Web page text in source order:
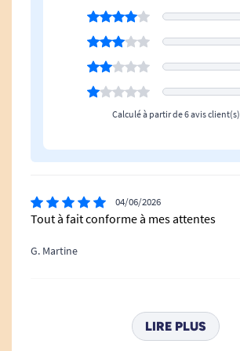
Calculé à partir de 6 avis client(s)
04/06/2026
Tout à fait conforme à mes attentes
G. Martine
LIRE PLUS